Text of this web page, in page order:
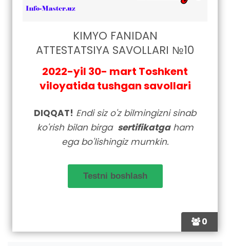
0
KIMYO FANIDAN
ATTESTATSIYA SAVOLLARI №10
2022-yil 30- mart Toshkent
viloyatida tushgan savollari
DIQQAT! Endi siz o'z bilmingizni sinab
ko'rish bilan birga sertifikatgaham
ega bo'lishingiz mumkin.